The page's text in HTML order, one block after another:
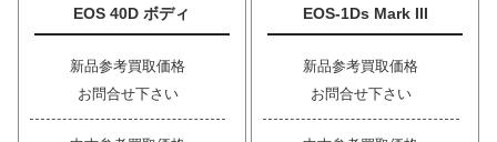
EOS 40D ボディ
新品参考買取価格
お問合せ下さい
EOS-1Ds Mark III
新品参考買取価格
お問合せ下さい